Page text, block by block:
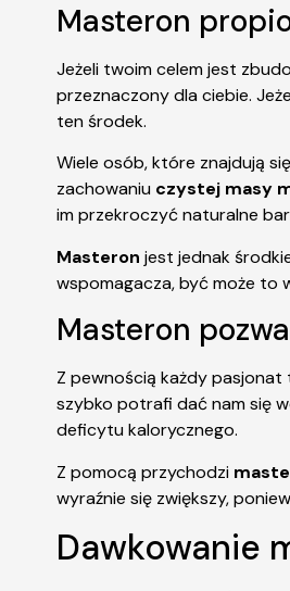
Masteron
Jeżeli twoim celem jest
przeznaczony dla ciebie.
ten środek.
Wiele osób, które znajdują
zachowaniu czystej masy
im przekroczyć naturalne
Masteron jest jednak
wspomagacza, być może to
Masteron
Z pewnością każdy pasjonat
szybko potrafi dać nam się
deficytu kalorycznego.
Z pomocą przychodzi
wyraźnie się zwiększy,
Dawkowanie